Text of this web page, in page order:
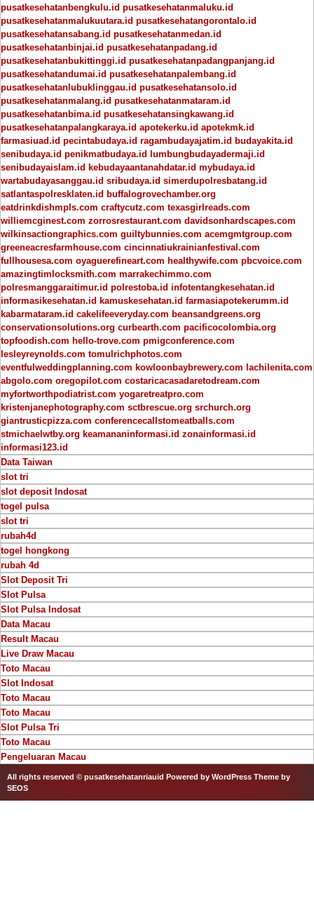
pusatkesehatanbengkulu.id pusatkesehatanmaluku.id
pusatkesehatanmalukuutara.id pusatkesehatangorontalo.id
pusatkesehatansabang.id pusatkesehatanmedan.id
pusatkesehatanbinjai.id pusatkesehatanpadang.id
pusatkesehatanbukittinggi.id pusatkesehatanpadangpanjang.id
pusatkesehatandumai.id pusatkesehatanpalembang.id
pusatkesehatanlubuklinggau.id pusatkesehatansolo.id
pusatkesehatanmalang.id pusatkesehatanmataram.id
pusatkesehatanbima.id pusatkesehatansingkawang.id
pusatkesehatanpalangkaraya.id apotekerku.id apotekmk.id
farmasiuad.id pecintabudaya.id ragambudayajatim.id budayakita.id
senibudaya.id penikmatbudaya.id lumbungbudayadermaji.id
senibudayaislam.id kebudayaantanahdatar.id mybudaya.id
wartabudayasanggau.id sribudaya.id simerdupolresbatang.id
satlantaspolresklaten.id buffalogrovechamber.org
eatdrinkdishmpls.com craftycutz.com texasgirlreads.com
williemcginest.com zorrosrestaurant.com davidsonhardscapes.com
wilkinsactiongraphics.com guiltybunnies.com acemgmtgroup.com
greeneacresfarmhouse.com cincinnatiukrainianfestival.com
fullhousesa.com oyaguerefineart.com healthywife.com pbcvoice.com
amazingtimlocksmith.com marrakechimmo.com
polresmanggaraitimur.id polrestoba.id infotentangkesehatan.id
informasikesehatan.id kamuskesehatan.id farmasiapotekerumm.id
kabarmataram.id cakelifeeveryday.com beansandgreens.org
conservationsolutions.org curbearth.com pacificocolombia.org
topfoodish.com hello-trove.com pmigconference.com
lesleyreynolds.com tomulrichphotos.com
eventfulweddingplanning.com kowloonbaybrewery.com lachilenita.com
abgolo.com oregopilot.com costaricacasadaretodream.com
myfortworthpodiatrist.com yogaretreatpro.com
kristenjanephotography.com sctbrescue.org srchurch.org
giantrusticpizza.com conferencecallstomeatballs.com
stmichaelwtby.org keamananinformasi.id zonainformasi.id
informasi123.id
Data Taiwan
slot tri
slot deposit Indosat
togel pulsa
slot tri
rubah4d
togel hongkong
rubah 4d
Slot Deposit Tri
Slot Pulsa
Slot Pulsa Indosat
Data Macau
Result Macau
Live Draw Macau
Toto Macau
Slot Indosat
Toto Macau
Toto Macau
Slot Pulsa Tri
Toto Macau
Pengeluaran Macau
All rights reserved © pusatkesehatanriauid Powered by WordPress Theme by
SEOS